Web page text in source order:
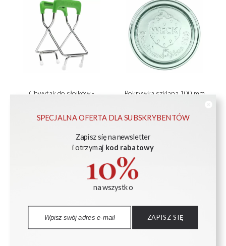
SPECJALNA OFERTA DLA SUBSKRYBENTÓW
Zapisz się na newsletter
i otrzymaj kod rabatowy
na wszystko
ZAPISZ SIĘ
Chwytak do słoików -
Pokrywka szklana 100 mm
DO KOSZYKA